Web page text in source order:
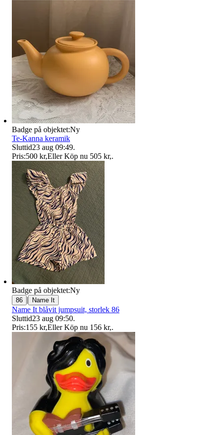
Badge på objektet:Ny
Te-Kanna keramik
Sluttid23 aug 09:49.
Pris:500 kr,Eller Köp nu 505 kr,.
Badge på objektet:Ny
86 | Name It
Name It blåvit jumpsuit, storlek 86
Sluttid23 aug 09:50.
Pris:155 kr,Eller Köp nu 156 kr,.